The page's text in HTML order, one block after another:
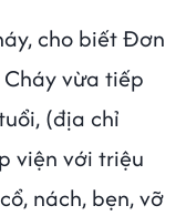
cho biết Đơn
Cháy vừa tiếp
(địa chỉ
viện với triệu
nách, bẹn, vỡ